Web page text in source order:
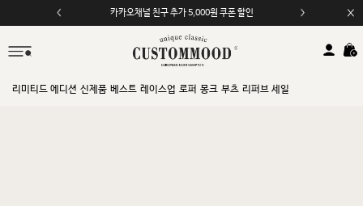
카카오채널 친구 추가 5,000원 쿠폰 할인
모바일 앱 자동 2,000원 할인
리미티드 에디션 신제품 베스트 레이스업 로퍼 몽크 부츠 리퍼브 세일